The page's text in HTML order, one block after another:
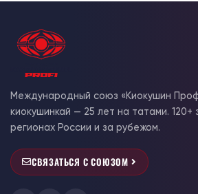
Международный союз «Киокушин
киокушинкай — 25 лет на татами. 120+
регионах России и за рубежом.
СВЯЗАТЬСЯ С СОЮЗОМ